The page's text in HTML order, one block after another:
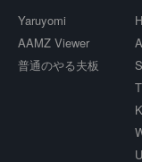
Yaruyomi
AAMZ Viewer
普通のやる夫板